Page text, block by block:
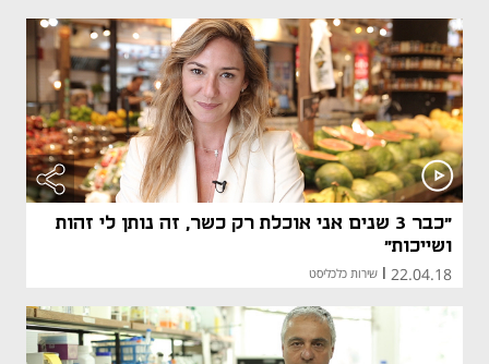
"כבר 3 שנים אני אוכלת רק כשר, זה נותן לי זהות
ושייכות"
22.04.18 שירות כלכליסט